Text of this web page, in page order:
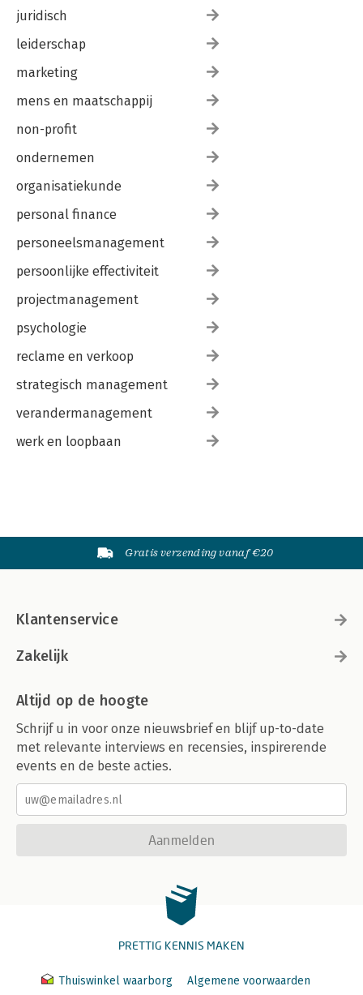
juridisch
leiderschap
marketing
mens en maatschappij
non-profit
ondernemen
organisatiekunde
personal finance
personeelsmanagement
persoonlijke effectiviteit
projectmanagement
psychologie
reclame en verkoop
strategisch management
verandermanagement
werk en loopbaan
Gratis verzending vanaf €20
Klantenservice
Zakelijk
Altijd op de hoogte
Schrijf u in voor onze nieuwsbrief en blijf up-to-date
met relevante interviews en recensies, inspirerende
events en de beste acties.
Aanmelden
PRETTIG KENNIS MAKEN
Thuiswinkel waarborg Algemene voorwaarden